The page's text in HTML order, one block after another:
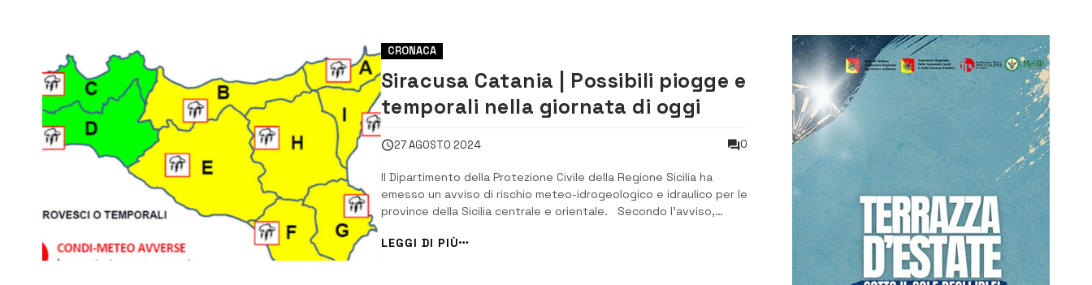
CRONACA
Siracusa Catania | Possibili piogge e
temporali nella giornata di oggi
27 AGOSTO 2024 0
Il Dipartimento della Protezione Civile della Regione Sicilia ha
emesso un avviso di rischio meteo-idrogeologico e idraulico per le
province della Sicilia centrale e orientale. Secondo l’avviso,
successive 9-12 ore si prevedono precipitazioni sparse, a
LEGGI DI PIÙ